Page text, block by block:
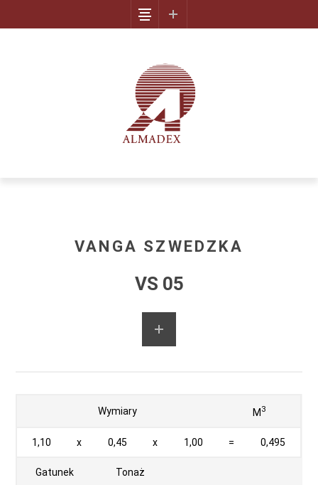
VANGA SZWEDZKA
VS 05
Wymiary M 3
1,10 x 0,45 x 1,00 = 0,495
Gatunek Tonaż